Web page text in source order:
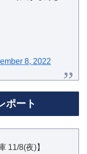
8, 2022
ポート
11/8(夜)】